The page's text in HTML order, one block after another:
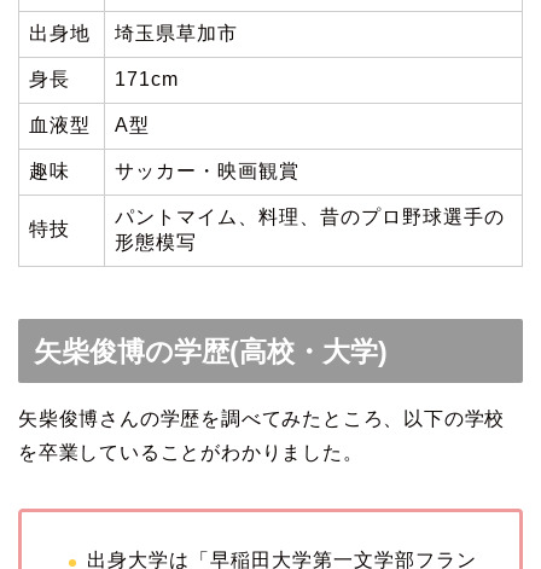
出身地 埼玉県草加市
身長 171cm
血液型 A型
趣味 サッカー・映画観賞
特技
パントマイム、料理、昔のプロ野球選手の
形態模写
矢柴俊博の学歴(高校・大学)
矢柴俊博さんの学歴を調べてみたところ、以下の学校
を卒業していることがわかりました。
出身大学は「早稲田大学第一文学部フラン